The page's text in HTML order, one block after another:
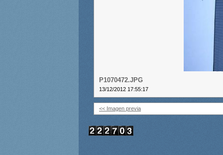
P1070472.JPG
13/12/2012 17:55:17
<< Imagen previa